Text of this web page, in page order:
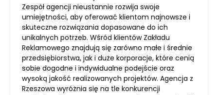
Zespół agencji nieustannie rozwija swoje
umiejętności, aby oferować klientom najnowsze i
skuteczne rozwiązania dopasowane do ich
unikalnych potrzeb. Wśród klientów Zakładu
Reklamowego znajdują się zarówno małe i średnie
przedsiębiorstwa, jak i duże korporacje, które cenią
sobie dogodne i indywidualne podejście oraz
wysoką jakość realizowanych projektów. Agencja z
Rzeszowa wyróżnia się na tle konkurencji